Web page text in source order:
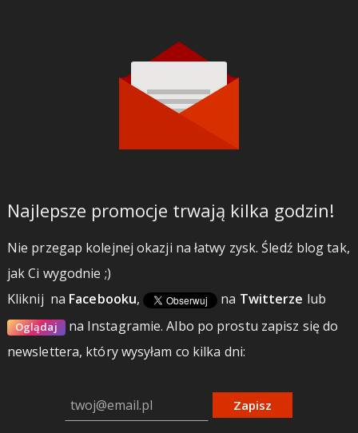
Najlepsze promocje trwają kilka godzin!
Nie przegap kolejnej okazji na łatwy zysk. Śledź blog tak,
jak Ci wygodnie ;)
Kliknij na Facebooku, na Twitterze lub
Oglądaj na Instagramie.Albo po prostu zapisz się do
newslettera, który wysyłam co kilka dni:
Zapisz